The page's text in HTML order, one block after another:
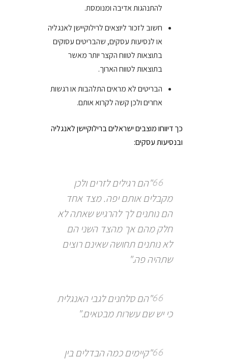
להתנהגות אדיבה ומנומסת.
חשוב לזכור ליוצאים לרילוקיישן לאנגליה
או לנסיעות עסקים, שהבריטים עסוקים
בתוצאות לטווח הקצר יותר מאשר
בתוצאות לטווח הארוך.
הבריטים לא מראים התלהבות או רגשות
אחרים ולכן קשה לקרוא אותם.
כך דיווחו מוצבים ישראלים ברילוקיישן לאנגליה
ובנסיעות עסקים:
"הם רגילים לזרים ולכן
מקבלים אותם יפה. מצד אחד
הם נותנים לך להרגיש שאתה לא
חלק מהם אך מהצד השני הם
לא נותנים תחושה שאינם רוצים
שתהיה פה."
"הם סלחנים לגבי האנגלית
כי יש שם עשרות מבטאים."
"קיימים כמה הבדלים בין